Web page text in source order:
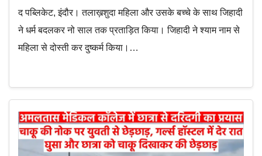
द पब्लिकेट, इंदौर। तलाख़शुदा महिला और उसके बच्चे के साथ जिहादी
ने धर्म बदलकर नो साल तक प्रताड़ित किया। जिहादी ने श्याम नाम से
महिला से दोस्ती कर दुष्कर्म किया।…